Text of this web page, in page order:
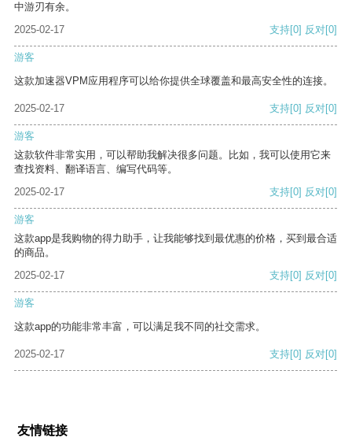
中游刃有余。
2025-02-17
支持[0] 反对[0]
游客
这款加速器VPM应用程序可以给你提供全球覆盖和最高安全性的连接。
2025-02-17 支持[0] 反对[0]
游客
这款软件非常实用，可以帮助我解决很多问题。比如，我可以使用它来
查找资料、翻译语言、编写代码等。
2025-02-17
支持[0] 反对[0]
游客
这款app是我购物的得力助手，让我能够找到最优惠的价格，买到最合适
的商品。
2025-02-17
支持[0] 反对[0]
游客
这款app的功能非常丰富，可以满足我不同的社交需求。
2025-02-17 支持[0] 反对[0]
友情链接